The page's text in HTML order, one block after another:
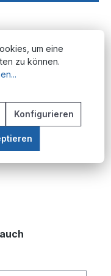
7000AC sind
denen radiale…
um eine
zu können.
Konfigurieren